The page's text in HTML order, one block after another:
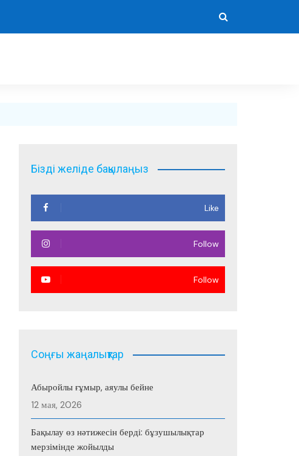
Бізді желіде бақылаңыз
Like
Follow
Follow
Соңғы жаңалықтар
Абыройлы ғұмыр, аяулы бейне
12 мая, 2026
Бақылау өз нәтижесін берді: бұзушылықтар
мерзімінде жойылды